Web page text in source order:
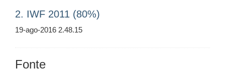
2. IWF 2011 (80%)
19-ago-2016 2.48.15
Fonte